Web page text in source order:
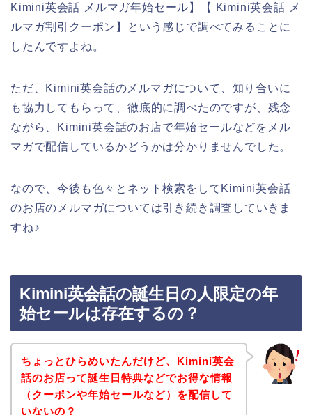
Kimini英会話 メルマガ年始セール】【 Kimini英会話 メ
ルマガ割引クーポン】という感じで調べてみることに
したんですよね。
ただ、Kimini英会話のメルマガについて、知り合いに
も協力してもらって、徹底的に調べたのですが、残念
ながら、Kimini英会話のお店で年始セールなどをメル
マガで配信しているかどうかは分かりませんでした。
なので、今後も色々とネット検索をしてKimini英会話
のお店のメルマガについては引き続き調査していきま
すね♪
Kimini英会話の誕生日の人限定の年
始セールは存在するの？
ちょっとひらめいたんだけど、Kimini英会
話のお店って誕生日特典などでお得な情報
（クーポンや年始セールなど）を配信して
いないの？